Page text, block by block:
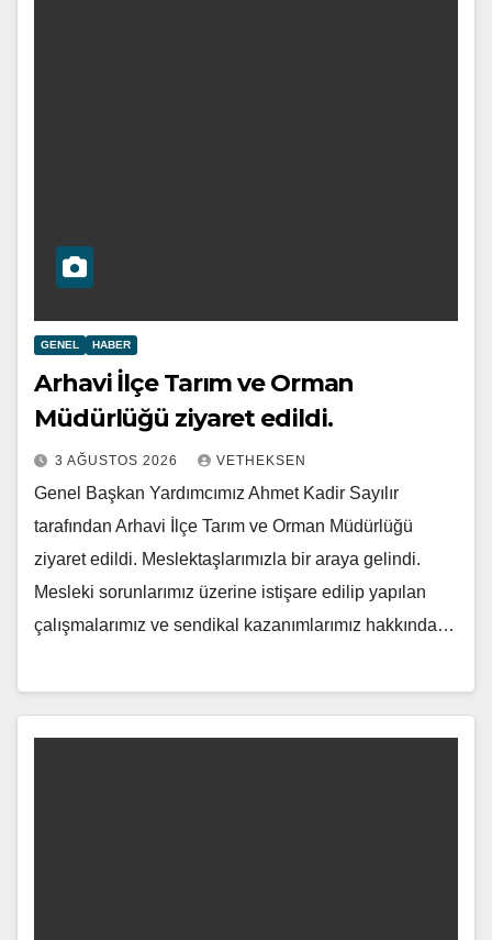
GENEL HABER
Arhavi İlçe Tarım ve Orman
Müdürlüğü ziyaret edildi.
3 AĞUSTOS 2026 VETHEKSEN
Genel Başkan Yardımcımız Ahmet Kadir Sayılır
tarafından Arhavi İlçe Tarım ve Orman Müdürlüğü
ziyaret edildi. Meslektaşlarımızla bir araya gelindi.
Mesleki sorunlarımız üzerine istişare edilip yapılan
çalışmalarımız ve sendikal kazanımlarımız hakkında…